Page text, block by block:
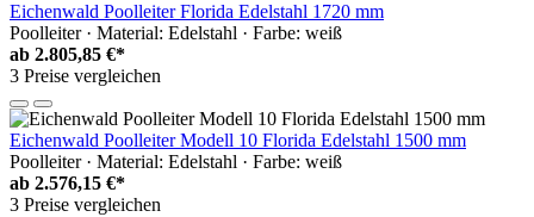
Eichenwald Poolleiter Florida Edelstahl 1720 mm
Poolleiter · Material: Edelstahl · Farbe: weiß
ab 2.805,85 €*
3 Preise vergleichen
Eichenwald Poolleiter Modell 10 Florida Edelstahl 1500 mm
Poolleiter · Material: Edelstahl · Farbe: weiß
ab 2.576,15 €*
3 Preise vergleichen